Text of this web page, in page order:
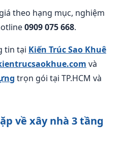
theo hạng mục, nghiệm
0909 075 668.
tin tại Kiến Trúc Sao Khuê
và
trọn gói tại TP.HCM và
về xây nhà 3 tầng